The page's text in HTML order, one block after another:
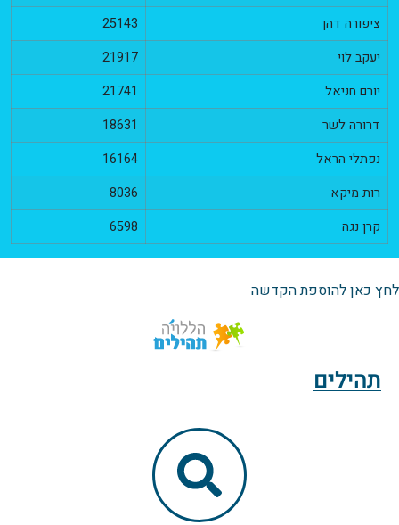
ציפורה דהן
25143
יעקב לוי
21917
יורם חניאל
21741
דרורה לשר
18631
נפתלי הראל
16164
רות מיקא
8036
קרן נגה
6598
לחץ כאן להוספת הקדשה
תהילים